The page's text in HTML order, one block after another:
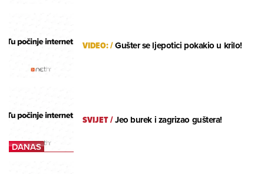
VIDEO:/Gušter se ljepotici pokakio u krilo!
SVIJET/Jeo burek i zagrizao guštera!